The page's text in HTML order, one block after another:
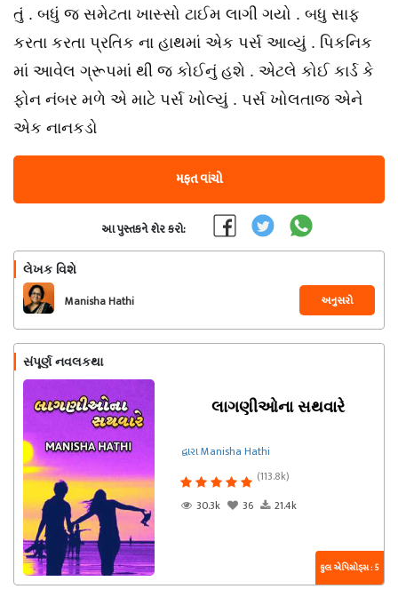
તું . બધું જ સમેટતા ખાસ્સો ટાઈમ લાગી ગયો . બધુ સાફ
કરતા કરતા પ્રતિક ના હાથમાં એક પર્સ આવ્યું . પિકનિક
માં આવેલ ગ્રૂપમાં થી જ કોઈનું હશે . એટલે કોઈ કાર્ડ કે
ફોન નંબર મળે એ માટે પર્સ ખોલ્યું . પર્સ ખોલતાજ એને
એક નાનકડો
મફત વાંચો
આ પુસ્તકને શેર કરો:
લેખક વિશે
Manisha Hathi અનુસરો
સંપૂર્ણ નવલકથા
લાગણીઓના સથવારે
દ્વારા Manisha Hathi
(113.8k)
30.3k
36 21.4k
કુલ એપિસોડ્સ : 5